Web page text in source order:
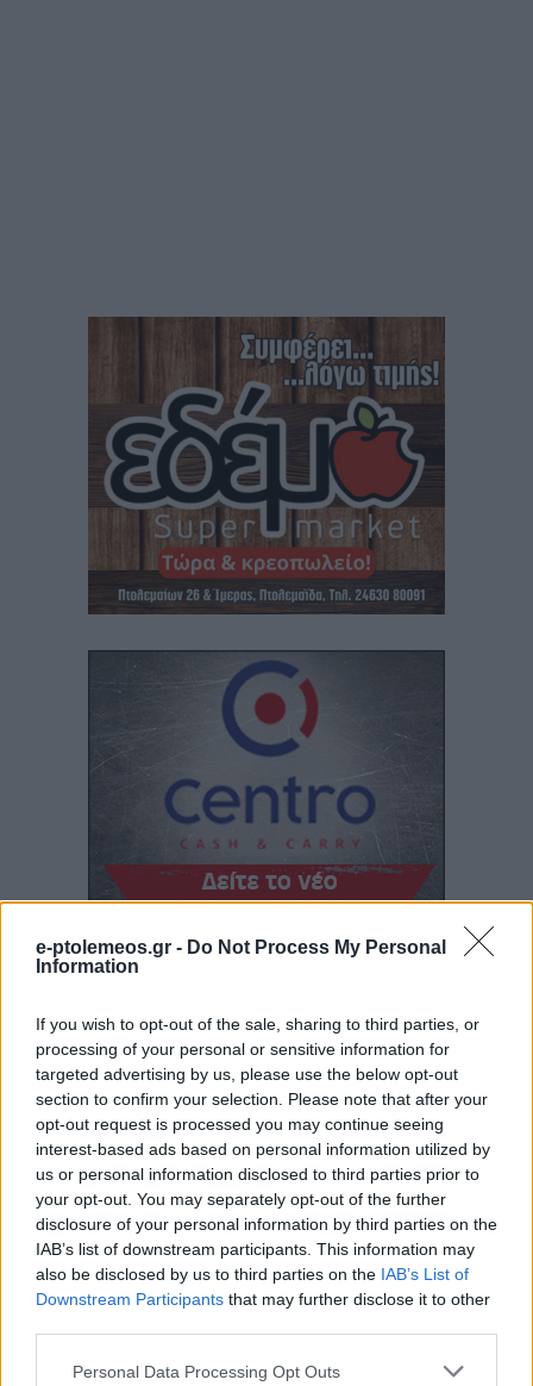
e-ptolemeos.gr - Do Not Process My Personal
Information
If you wish to opt-out of the sale, sharing to third parties, or
processing of your personal or sensitive information for
targeted advertising by us, please use the below opt-out
section to confirm your selection. Please note that after your
opt-out request is processed you may continue seeing
interest-based ads based on personal information utilized by
us or personal information disclosed to third parties prior to
your opt-out. You may separately opt-out of the further
disclosure of your personal information by third parties on the
IAB’s list of downstream participants. This information may
also be disclosed by us to third parties on the IAB’s List of
Downstream Participants that may further disclose it to other
Please note that this website/app uses one or more Google
Personal Data Processing Opt Outs